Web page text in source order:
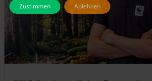
Zustimmen Ablehnen